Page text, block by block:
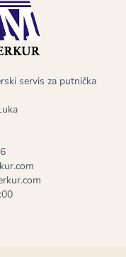
servis za putnička